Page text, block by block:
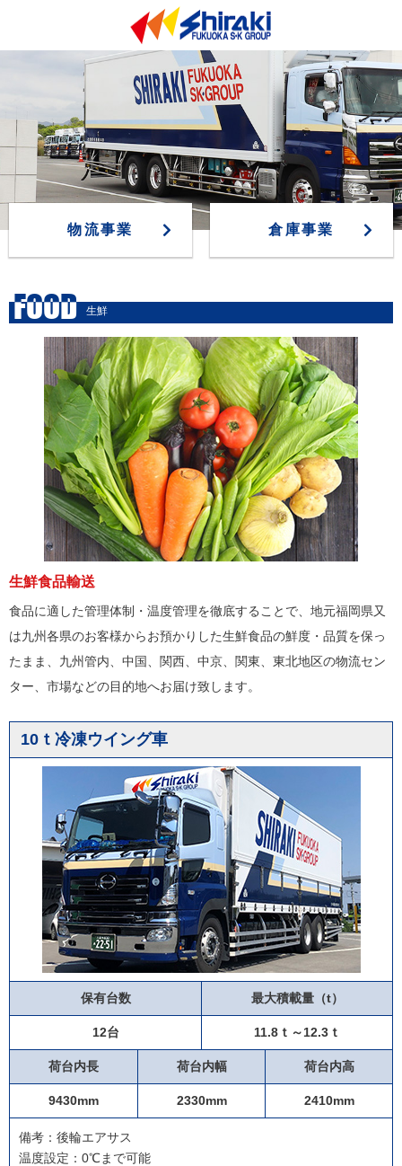
物流事業 倉庫事業
FOOD 生鮮
生鮮食品輸送
食品に適した管理体制・温度管理を徹底することで、地元福岡県又
は九州各県のお客様からお預かりした生鮮食品の鮮度・品質を保っ
たまま、九州管内、中国、関西、中京、関東、東北地区の物流セン
ター、市場などの目的地へお届け致します。
10ｔ冷凍ウイング車
保有台数 最大積載量（t）
12台 11.8ｔ～12.3ｔ
荷台内長 荷台内幅 荷台内高
9430mm 2330mm 2410mm
備考：後輪エアサス
温度設定：0℃まで可能